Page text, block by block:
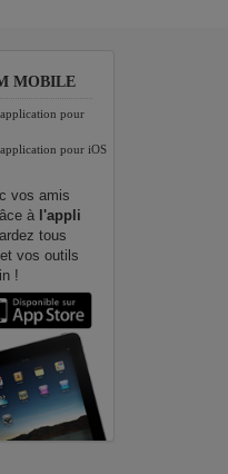
MOBILE
pour
pour iOS
vos amis
à l'appli
tous
vos outils
!